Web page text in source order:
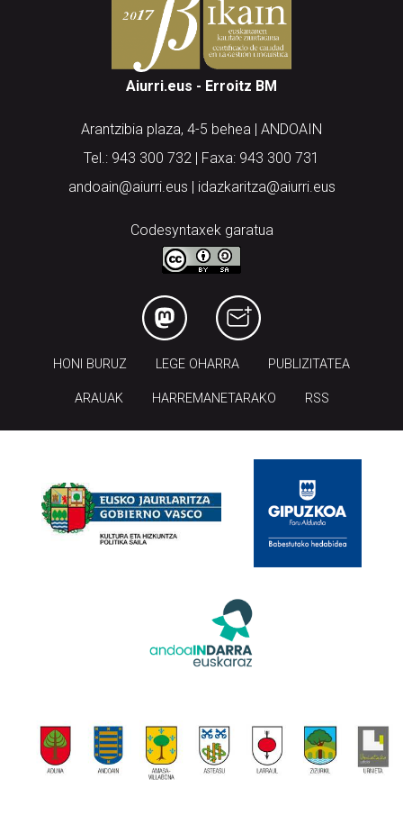
Aiurri.eus - Erroitz BM
Arantzibia plaza, 4-5 behea | ANDOAIN
Tel.: 943 300 732 | Faxa: 943 300 731
andoain@aiurri.eus | idazkaritza@aiurri.eus
Codesyntaxek garatua
HONI BURUZ LEGE OHARRA PUBLIZITATEA
ARAUAK HARREMANETARAKO RSS